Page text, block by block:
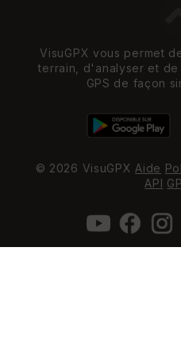
VisuGPX vous permet
terrain, d'analyser et
GPS de façon
© 2026 VisuGPX Aide
API